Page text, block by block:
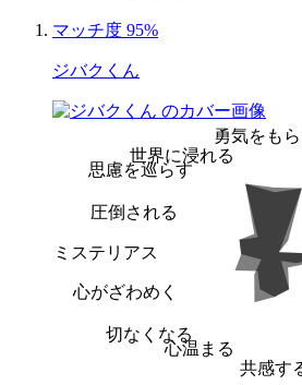
マッチ度 95%
ジバクくん
勇気をも
共感す
心温まる
切なくなる
心がざわめく
ミステリアス
圧倒される
思慮を巡らす
世界に浸れる